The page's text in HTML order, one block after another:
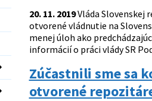
20. 11. 2019Vláda Slovenskej
otvorené vládnutie na
menej úloh ako
informácií o práci vlády SR
Zúčastnili sme sa
otvorené